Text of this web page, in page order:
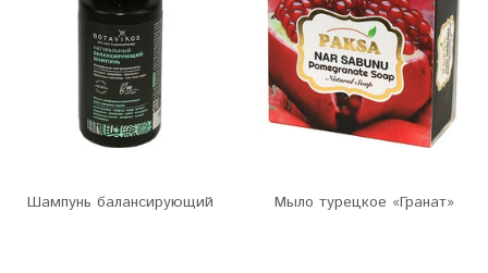
Шампунь балансирующий Мыло турецкое «Гранат»